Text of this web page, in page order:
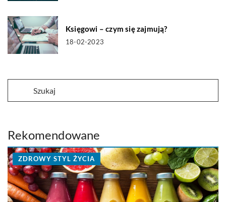
Księgowi – czym się zajmują?
18-02-2023
Rekomendowane
ZDROWY STYL ŻYCIA